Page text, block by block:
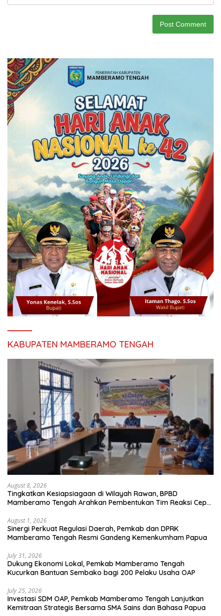
KABUPATEN MAMBERAMO TENGAH
August 8, 2026
Tingkatkan Kesiapsiagaan di Wilayah Rawan, BPBD
Mamberamo Tengah Arahkan Pembentukan Tim Reaksi Cepat
August 1, 2026
Sinergi Perkuat Regulasi Daerah, Pemkab dan DPRK
Mamberamo Tengah Resmi Gandeng Kemenkumham Papua
July 31, 2026
Dukung Ekonomi Lokal, Pemkab Mamberamo Tengah
Kucurkan Bantuan Sembako bagi 200 Pelaku Usaha OAP
July 25, 2026
Investasi SDM OAP, Pemkab Mamberamo Tengah Lanjutkan
Kemitraan Strategis Bersama SMA Sains dan Bahasa Papua